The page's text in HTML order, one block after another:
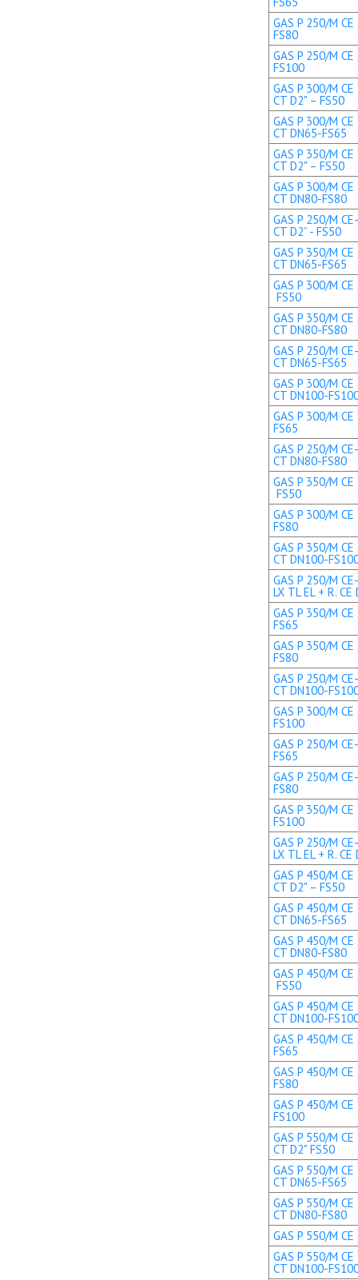
GAS P 250/M
FS80
GAS P 250/M
FS100
GAS P 300/M CE
CT D2" – FS50
GAS P 300/M CE
CT DN65-FS65
GAS P 350/M CE
CT D2" – FS50
GAS P 300/M CE
CT DN80-FS80
GAS P 250/M
CT D2” - FS50
GAS P 350/M CE
CT DN65-FS65
GAS P 300/M
FS50
GAS P 350/M CE
CT DN80-FS80
GAS P 250/M
CT DN65-FS65
GAS P 300/M CE
CT DN100-
GAS P 300/M
FS65
GAS P 250/M
CT DN80-FS80
GAS P 350/M
FS50
GAS P 300/M
FS80
GAS P 350/M CE
CT DN100-
GAS P 250/M CE-
LX TL EL + R. CE
GAS P 350/M
FS65
GAS P 350/M
FS80
GAS P 250/M
CT DN100-
GAS P 300/M
FS100
GAS P 250/M
FS65
GAS P 250/M
FS80
GAS P 350/M
FS100
GAS P 250/M CE-
LX TL EL + R.
GAS P 450/M CE
CT D2" – FS50
GAS P 450/M CE
CT DN65-FS65
GAS P 450/M CE
CT DN80-FS80
GAS P 450/M
FS50
GAS P 450/M CE
CT DN100-
GAS P 450/M
FS65
GAS P 450/M
FS80
GAS P 450/M
FS100
GAS P 550/M CE
CT D2" FS50
GAS P 550/M CE
CT DN65-FS65
GAS P 550/M CE
CT DN80-FS80
GAS P 550/M CE
GAS P 550/M CE
CT DN100-